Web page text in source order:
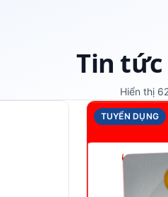
Tin tức
Hiển thị
TUYỂN DỤNG